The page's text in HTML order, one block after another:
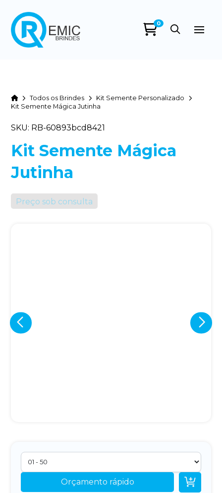
0
HomeTodos os Brindes
Kit Semente Personalizado
Kit Semente Mágica Jutinha
SKU: RB-60893bcd8421
Kit Semente Mágica
Jutinha
Preço sob consulta
Orçamento rápido 